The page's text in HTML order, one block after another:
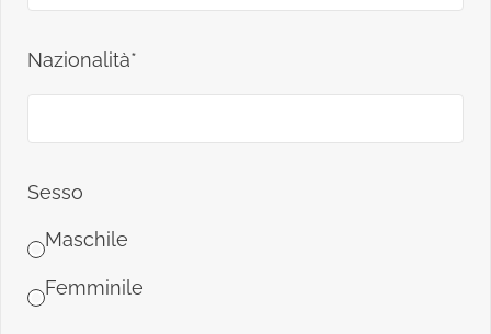
Nazionalità*
Sesso
Maschile
Femminile